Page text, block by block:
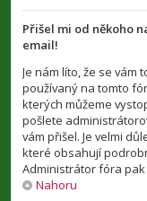
Přišel mi od někoho
email!
Je nám líto, že se vám
používaný na tomto
kterých můžeme
pošlete
vám přišel. Je velmi
které obsahují
Administrátor fóra
Nahoru